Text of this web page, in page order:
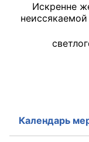
Искренне
Календарь